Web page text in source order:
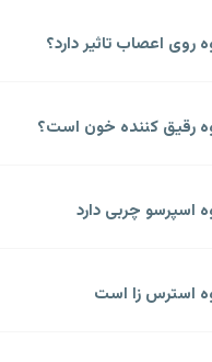
روی اعصاب تاثیر دارد؟
رقیق کننده خون است؟
اسپرسو چربی دارد
استرس زا است